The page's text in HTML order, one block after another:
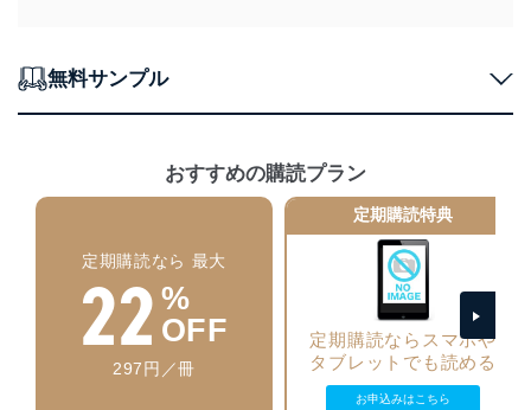
アクセス者の識別と認証
者を識別・認証しています。
外部からの不正アクセス等の防止
個人データを取り扱う機器等のオペレーティング
システムを最新の状態に保持しています。
個人データを取り扱う機器等にセキュリティ対策
ソフトウェア等を導入し、自動更新 機能等の活用
により、これを最新状態としています。
情報システムの使用に伴う漏洩等の防止
メール等により個人データの含まれるファイルを
無料サンプル
おすすめの購読プラン
定期購読なら 最大
22 %
OFF
297円／冊
定期購読特典
定期購読ならスマホや
タブレットでも読める
お申込みはこちら